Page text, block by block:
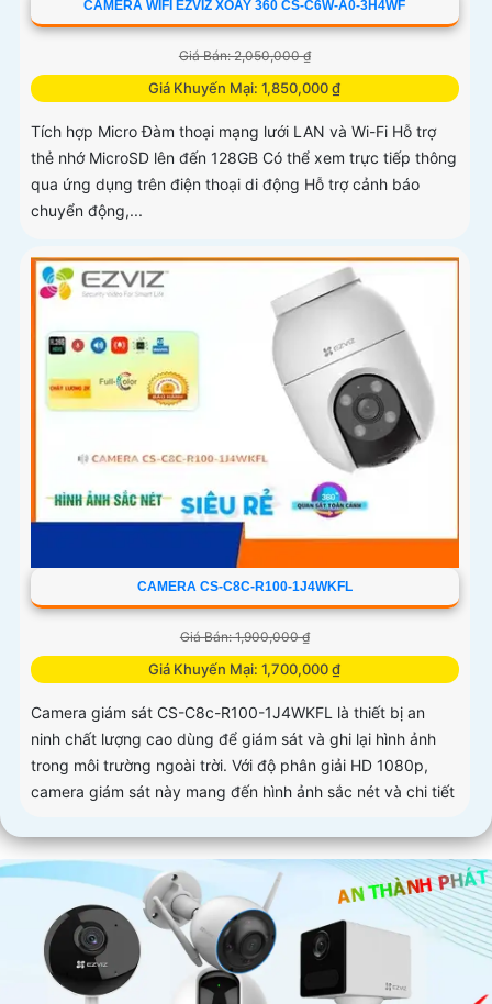
CAMERA WIFI EZVIZ XOAY 360 CS-C6W-A0-3H4WF
Giá Bán: 2,050,000 ₫
Giá Khuyến Mại: 1,850,000 ₫
Tích hợp Micro Đàm thoại mạng lưới LAN và Wi-Fi Hỗ trợ
thẻ nhớ MicroSD lên đến 128GB Có thể xem trực tiếp thông
qua ứng dụng trên điện thoại di động Hỗ trợ cảnh báo
chuyển động,...
CAMERA CS-C8C-R100-1J4WKFL
Giá Bán: 1,900,000 ₫
Giá Khuyến Mại: 1,700,000 ₫
Camera giám sát CS-C8c-R100-1J4WKFL là thiết bị an
ninh chất lượng cao dùng để giám sát và ghi lại hình ảnh
trong môi trường ngoài trời. Với độ phân giải HD 1080p,
camera giám sát này mang đến hình ảnh sắc nét và chi tiết